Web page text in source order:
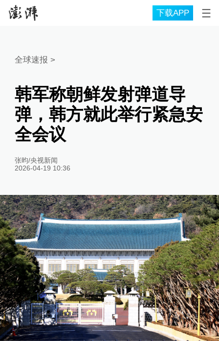
下载APP
全球速报 >
韩军称朝鲜发射弹道导
弹，韩方就此举行紧急安
全会议
张昀/央视新闻
2026-04-19 10:36